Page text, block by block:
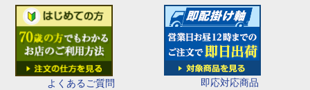
よくあるご質問 即応対応商品